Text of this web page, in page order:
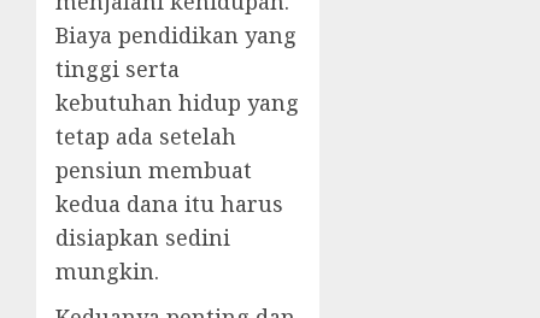
Biaya pendidikan yang
tinggi serta
kebutuhan hidup yang
tetap ada setelah
pensiun membuat
kedua dana itu harus
disiapkan sedini
mungkin.